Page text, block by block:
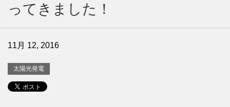
ってきました！
11月 12, 2016
太陽光発電